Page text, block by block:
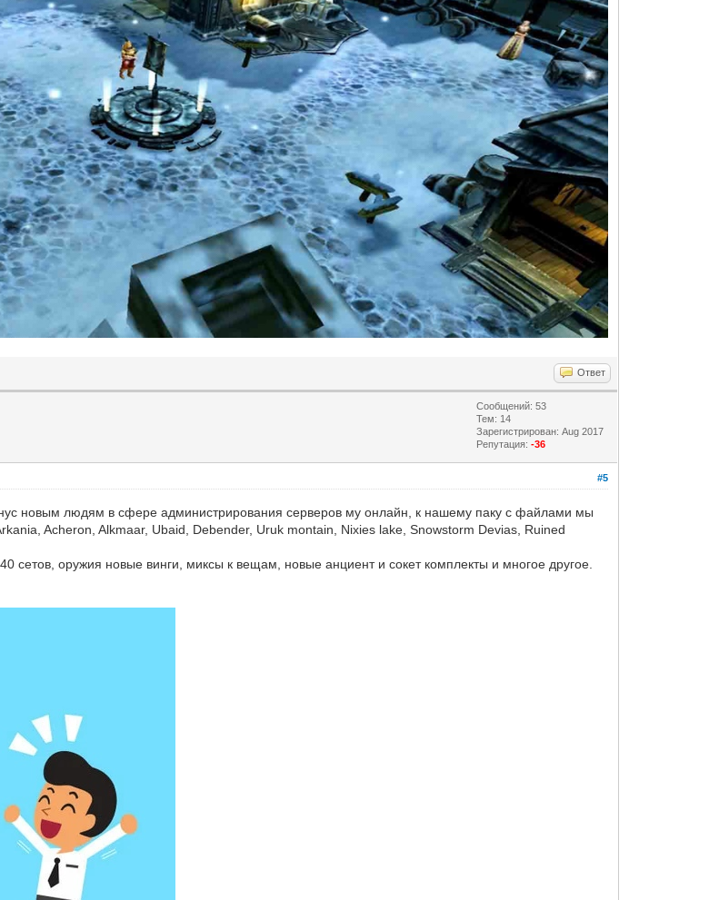
Ответ
Сообщений: 53
Тем: 14
Зарегистрирован: Aug 2017
Репутация:-36
#5
новым людям в сфере администрирования серверов му онлайн, к нашему паку с файлами мы
Acheron, Alkmaar, Ubaid, Debender, Uruk montain, Nixies lake, Snowstorm Devias, Ruined
сетов, оружия новые винги, миксы к вещам, новые анциент и сокет комплекты и многое другое.